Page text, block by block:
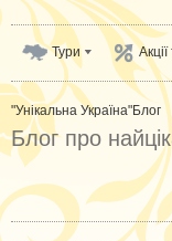
Тури
"Унікальна Україна"Блог
Блог про